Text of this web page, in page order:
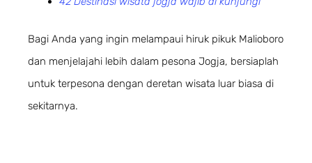
Bagi Anda yang ingin melampaui hiruk pikuk Malioboro
dan menjelajahi lebih dalam pesona Jogja, bersiaplah
untuk terpesona dengan deretan wisata luar biasa di
sekitarnya.